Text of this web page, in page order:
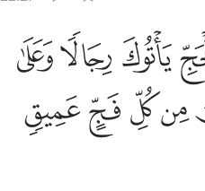
كل ضامر ياتين من كل فج
وَعَلَىٰ كُلِّ ضَامِرٍۢ يَأْتِينَ مِن
ﱻﱼﱽ
ﲁﲂﲃﲄ